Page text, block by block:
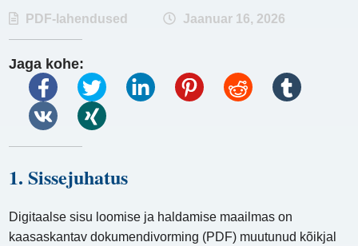
PDF-lahendused Jaanuar 16, 2026
Jaga kohe:
1. Sissejuhatus
Digitaalse sisu loomise ja haldamise maailmas on
kaasaskantav dokumendivorming (PDF) muutunud kõikjal